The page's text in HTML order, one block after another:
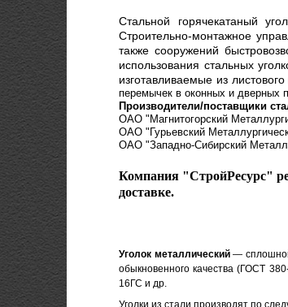
Стальной горячекатаный
Строительно-монтажное
также сооружений
использования стальных
изготавливаемые из листового
перемычек в оконных и дверных
Производители/поставщики
ОАО "Магнитогорский
ОАО "Гурьевский
ОАО "Западно-Сибирский
Компания "СтройРесурс"
доставке.
Уголок металлический— сплошной
обыкновенного качества (ГОСТ
16ГС и др.
Уголки из стали производят по